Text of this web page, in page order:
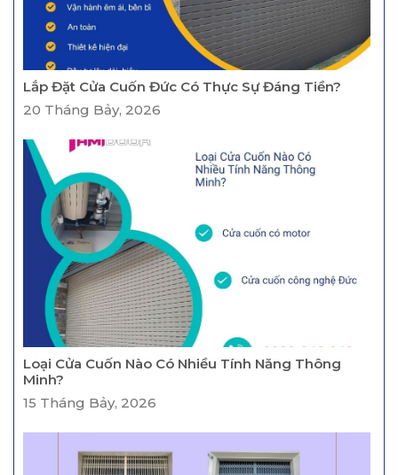
Lắp Đặt Cửa Cuốn Đức Có Thực Sự Đáng Tiền?
20 Tháng Bảy, 2026
Loại Cửa Cuốn Nào Có Nhiều Tính Năng Thông
Minh?
15 Tháng Bảy, 2026